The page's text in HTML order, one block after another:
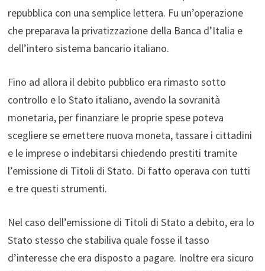
repubblica con una semplice lettera. Fu un’operazione
che preparava la privatizzazione della Banca d’Italia e
dell’intero sistema bancario italiano.
Fino ad allora il debito pubblico era rimasto sotto
controllo e lo Stato italiano, avendo la sovranità
monetaria, per finanziare le proprie spese poteva
scegliere se emettere nuova moneta, tassare i cittadini
e le imprese o indebitarsi chiedendo prestiti tramite
l’emissione di Titoli di Stato. Di fatto operava con tutti
e tre questi strumenti.
Nel caso dell’emissione di Titoli di Stato a debito, era lo
Stato stesso che stabiliva quale fosse il tasso
d’interesse che era disposto a pagare. Inoltre era sicuro